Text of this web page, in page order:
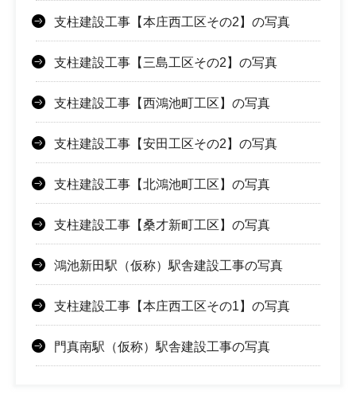
支柱建設工事【本庄西工区その2】の写真
支柱建設工事【三島工区その2】の写真
支柱建設工事【西鴻池町工区】の写真
支柱建設工事【安田工区その2】の写真
支柱建設工事【北鴻池町工区】の写真
支柱建設工事【桑才新町工区】の写真
鴻池新田駅（仮称）駅舎建設工事の写真
支柱建設工事【本庄西工区その1】の写真
門真南駅（仮称）駅舎建設工事​の写真